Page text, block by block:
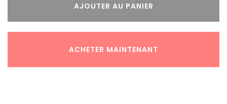
AJOUTER AU PANIER
ACHETER MAINTENANT